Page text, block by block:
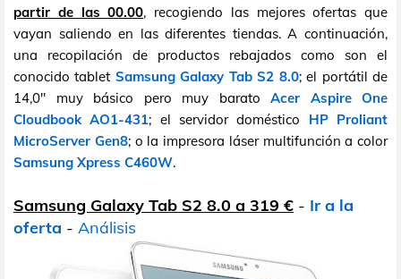
partir de las 00.00, recogiendo las mejores ofertas que
vayan saliendo en las diferentes tiendas. A continuación,
una recopilación de productos rebajados como son el
conocido tablet Samsung Galaxy Tab S2 8.0; el portátil de
14,0" muy básico pero muy barato Acer Aspire One
Cloudbook AO1-431; el servidor doméstico HP Proliant
MicroServer Gen8; o la impresora láser multifunción a color
Samsung Xpress C460W.
Samsung Galaxy Tab S2 8.0 a 319 € - Ir a la
oferta - Análisis